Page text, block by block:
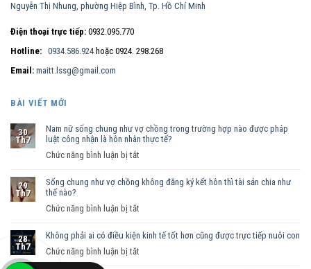
Nguyễn Thị Nhung, phường Hiệp Bình, Tp. Hồ Chí Minh
Điện thoại trực tiếp: 0932.095.770
Hotline: 0934.586.924 hoặc 0924. 298.268
Email: maitt.lssg@gmail.com
BÀI VIẾT MỚI
30
Th7
Nam nữ sống chung như vợ chồng trong trường hợp nào được pháp
luật công nhận là hôn nhân thực tế?
Chức năng bình luận bị tắt
nữ
vợ
29
Th7
Sống chung như vợ chồng không đăng ký kết hôn thì tài sản chia như
thế nào?
Chức năng bình luận bị tắt
chung
28
Th7
Không phải ai có điều kiện kinh tế tốt hơn cũng được trực tiếp nuôi con
Chức năng bình luận bị tắt